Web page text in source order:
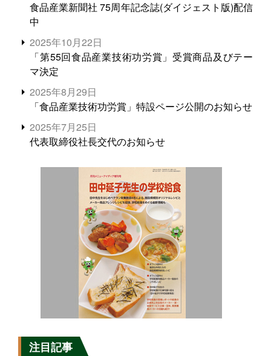
食品産業新聞社 75周年記念誌(ダイジェスト版)配信
中
2025年10月22日
「第55回食品産業技術功労賞」受賞商品及びテー
マ決定
2025年8月29日
「食品産業技術功労賞」特設ページ公開のお知らせ
2025年7月25日
代表取締役社長交代のお知らせ
注目記事